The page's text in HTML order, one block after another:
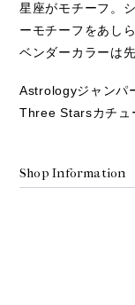
星座がモチーフ。
ーモチーフをあし
ベンダーカラーは
Astrologyジャンパ
Three Starsカチ
Shop Information